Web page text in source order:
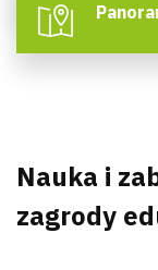
Nauka i
zagrody